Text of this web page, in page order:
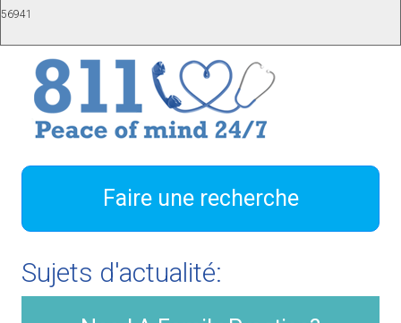
56941
Faire une recherche
Sujets d'actualité: